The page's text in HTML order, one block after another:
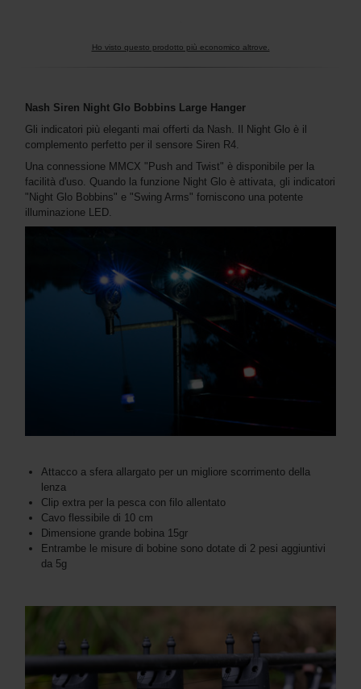
Ho visto questo prodotto più economico altrove.
Nash Siren Night Glo Bobbins Large Hanger
Gli indicatori più eleganti mai offerti da Nash. Il Night Glo è il
complemento perfetto per il sensore Siren R4.
Una connessione MMCX "Push and Twist" è disponibile per la
facilità d'uso. Quando la funzione Night Glo è attivata, gli indicatori
"Night Glo Bobbins" e "Swing Arms" forniscono una potente
illuminazione LED.
Attacco a sfera allargato per un migliore scorrimento della
lenza
Clip extra per la pesca con filo allentato
Cavo flessibile di 10 cm
Dimensione grande bobina 15gr
Entrambe le misure di bobine sono dotate di 2 pesi aggiuntivi
da 5g